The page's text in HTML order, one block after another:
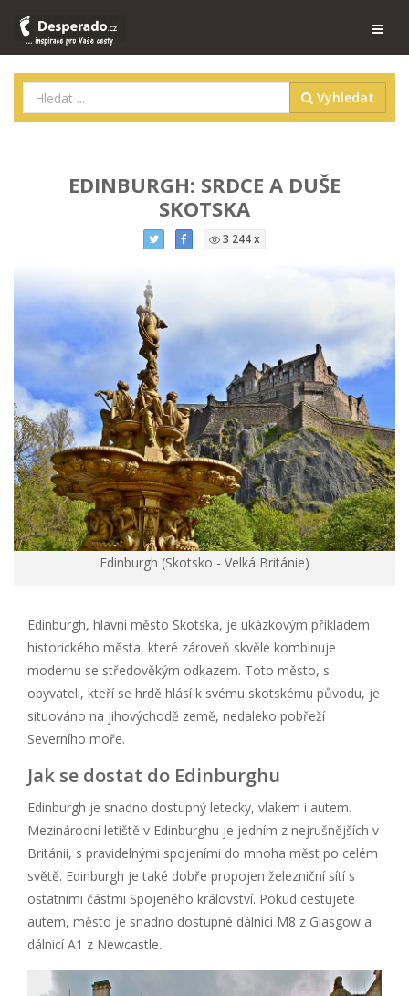
Vyhledat
EDINBURGH: SRDCE A DUŠE
SKOTSKA
3 244 x
Edinburgh (Skotsko - Velká Británie)
Edinburgh, hlavní město Skotska, je ukázkovým příkladem
historického města, které zároveň skvěle kombinuje
modernu se středověkým odkazem. Toto město, s
obyvateli, kteří se hrdě hlásí k svému skotskému původu, je
situováno na jihovýchodě země, nedaleko pobřeží
Severního moře.
Jak se dostat do Edinburghu
Edinburgh je snadno dostupný letecky, vlakem i autem.
Mezinárodní letiště v Edinburghu je jedním z nejrušnějších v
Británii, s pravidelnými spojeními do mnoha měst po celém
světě. Edinburgh je také dobře propojen železniční sítí s
ostatními částmi Spojeného království. Pokud cestujete
autem, město je snadno dostupné dálnicí M8 z Glasgow a
dálnicí A1 z Newcastle.